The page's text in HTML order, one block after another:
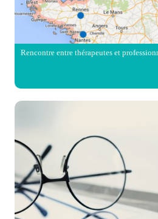
Rencontre entre thérapeutes et